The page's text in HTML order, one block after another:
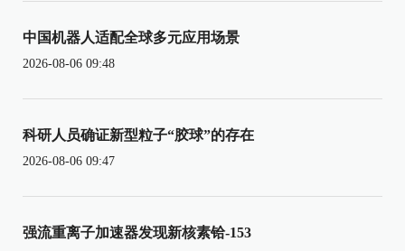
中国机器人适配全球多元应用场景
2026-08-06 09:48
科研人员确证新型粒子“胶球”的存在
2026-08-06 09:47
强流重离子加速器发现新核素铪-153